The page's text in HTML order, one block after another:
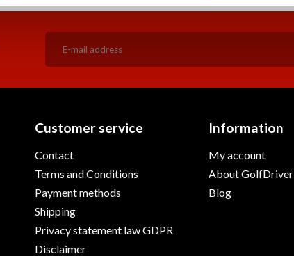
Customer service
Contact
Terms and Conditions
Payment methods
Shipping
Privacy statement law GDPR
Disclaimer
Information
My account
About GolfDriver
Blog